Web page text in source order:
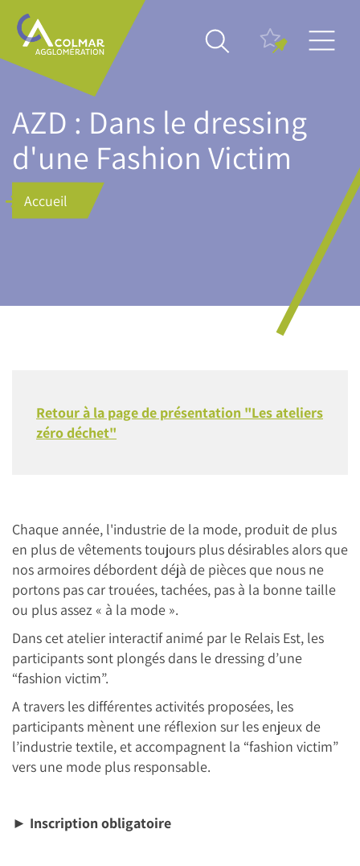
Aller
contenu
principal
Main
navigation
AZD : Dans le dressing
d'une Fashion Victim
Accueil
Retour à la page de présentation "Les ateliers
zéro déchet"
Chaque année, l'industrie de la mode, produit de plus
en plus de vêtements toujours plus désirables alors que
nos armoires débordent déjà de pièces que nous ne
portons pas car trouées, tachées, pas à la bonne taille
ou plus assez « à la mode ».
Dans cet atelier interactif animé par le Relais Est, les
participants sont plongés dans le dressing d’une
“fashion victim”.
A travers les différentes activités proposées, les
participants mènent une réflexion sur les enjeux de
l’industrie textile, et accompagnent la “fashion victim”
vers une mode plus responsable.
► Inscription obligatoire